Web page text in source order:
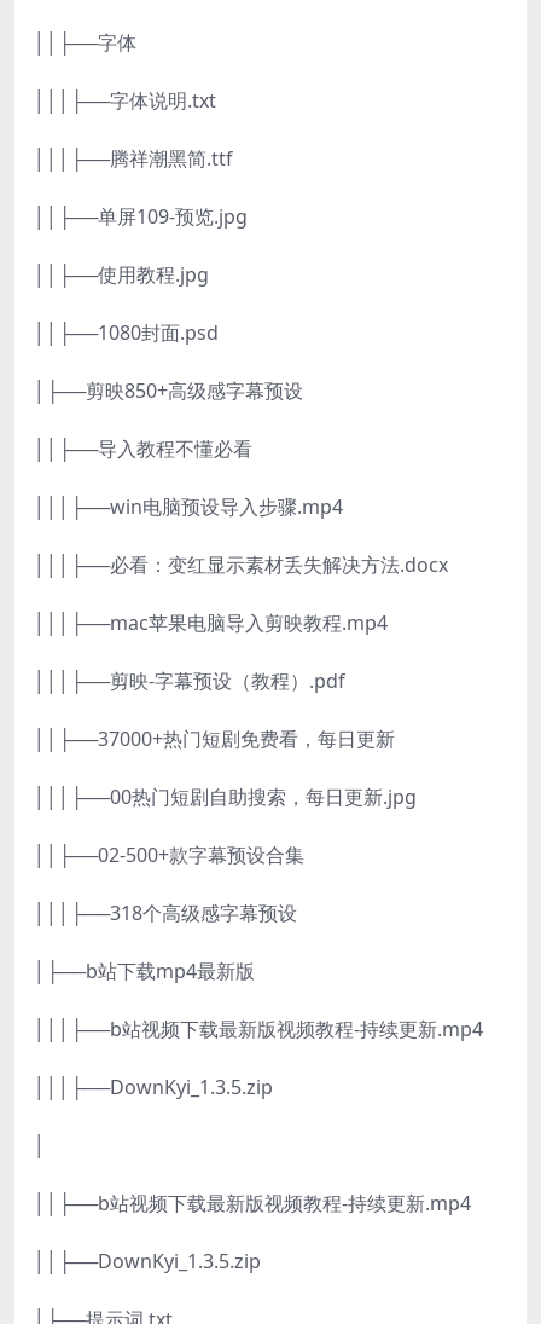
││├──字体
│││├──字体说明.txt
│││├──腾祥潮黑简.ttf
││├──单屏109-预览.jpg
││├──使用教程.jpg
││├──1080封面.psd
│├──剪映850+高级感字幕预设
││├──导入教程不懂必看
│││├──win电脑预设导入步骤.mp4
│││├──必看：变红显示素材丢失解决方法.docx
│││├──mac苹果电脑导入剪映教程.mp4
│││├──剪映-字幕预设（教程）.pdf
││├──37000+热门短剧免费看，每日更新
│││├──00热门短剧自助搜索，每日更新.jpg
││├──02-500+款字幕预设合集
│││├──318个高级感字幕预设
│├──b站下载mp4最新版
│││├──b站视频下载最新版视频教程-持续更新.mp4
│││├──DownKyi_1.3.5.zip
││├──b站视频下载最新版视频教程-持续更新.mp4
││├──DownKyi_1.3.5.zip